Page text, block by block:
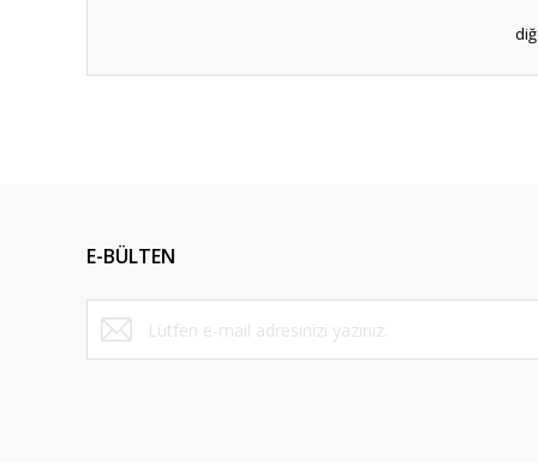
Ürün bilgilerinde hatalar bulunuyor.
Ürün fiyatı diğer sitelerden daha pahalı.
Bu ürüne benzer farklı alternatifler olmalı.
E-BÜLTEN